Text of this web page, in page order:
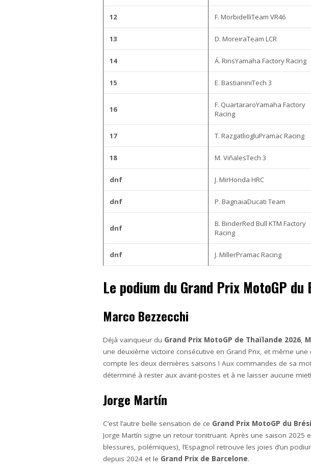
12 F. MorbidelliTeam VR46
13 D. MoreiraTeam LCR
14 Á. RinsYamaha Factory Racing
15 E. BastianiniTech 3
16
F. QuartararoYamaha Factory
Racing
17 T. RazgatliogluPramac Racing
18 M. ViñalesTech 3
dnf J. MirHonda HRC
dnf P. BagnaiaDucati Team
dnf
B. BinderRed Bull KTM Factory
Racing
dnf J. MillerPramac Racing
Le podium du Grand Prix MotoGP
Marco Bezzecchi
Déjà vainqueur du Grand Prix MotoGP de Thaïlande 2026
une deuxième victoire consécutive en Grand Prix, et même une
compte les deux dernières saisons ! Aux commandes de sa
déterminé à rester aux avant-postes et à ne laisser aucune
Jorge Martín
C’est l’autre belle sensation de ce Grand Prix MotoGP du
Jorge Martín signe un retour tonitruant. Après une saison 2025
blessures, polémiques), l’Espagnol retrouve les joies d’un
depuis 2024 et le Grand Prix de Barcelone.